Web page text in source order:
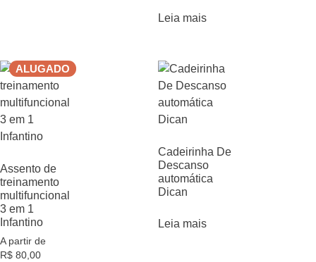
Leia mais
ALUGADO
Assento de
treinamento
multifuncional
3 em 1
Infantino
A partir de
R$ 80,00
Cadeirinha De
Descanso
automática
Dican
Leia mais